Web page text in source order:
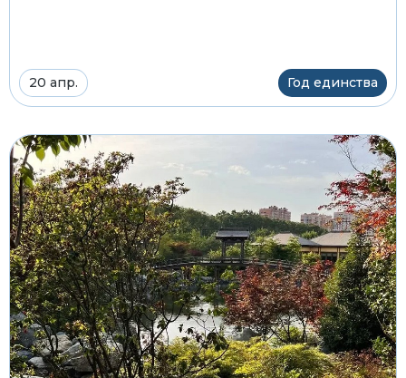
20 апр. Год единства